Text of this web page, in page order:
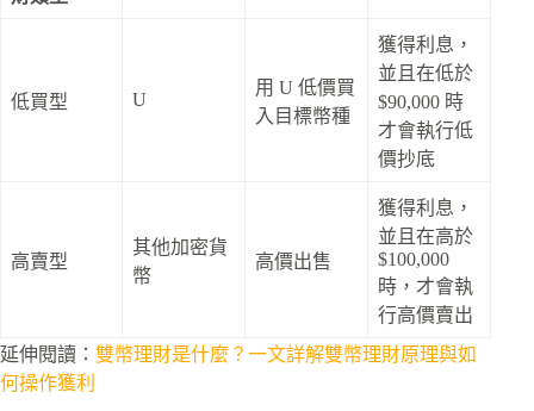
低買型 U
用 U 低價買
入目標幣種
獲得利息，
並且在低於
$90,000 時
才會執行低
價抄底
高賣型
其他加密貨
幣
高價出售
獲得利息，
並且在高於
$100,000
時，才會執
行高價賣出
延伸閱讀： 雙幣理財是什麼？一文詳解雙幣理財原理與如
何操作獲利